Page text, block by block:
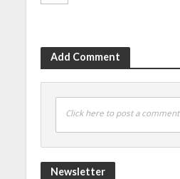
Add Comment
Click here to post a comment
Newsletter